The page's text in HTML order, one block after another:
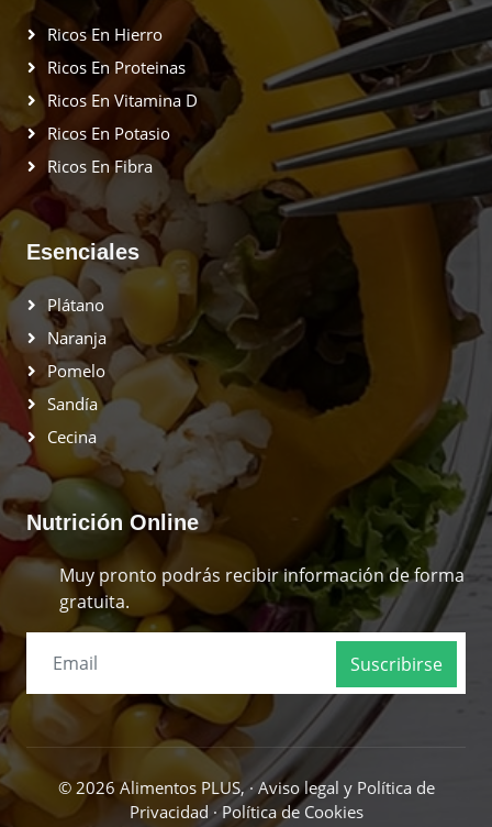
Ricos En Hierro
Ricos En Proteinas
Ricos En Vitamina D
Ricos En Potasio
Ricos En Fibra
Esenciales
Plátano
Naranja
Pomelo
Sandía
Cecina
Nutrición Online
Muy pronto podrás recibir información de forma
gratuita.
Suscribirse
© 2026 Alimentos PLUS, ·Aviso legal y Política de
Privacidad· Política de Cookies